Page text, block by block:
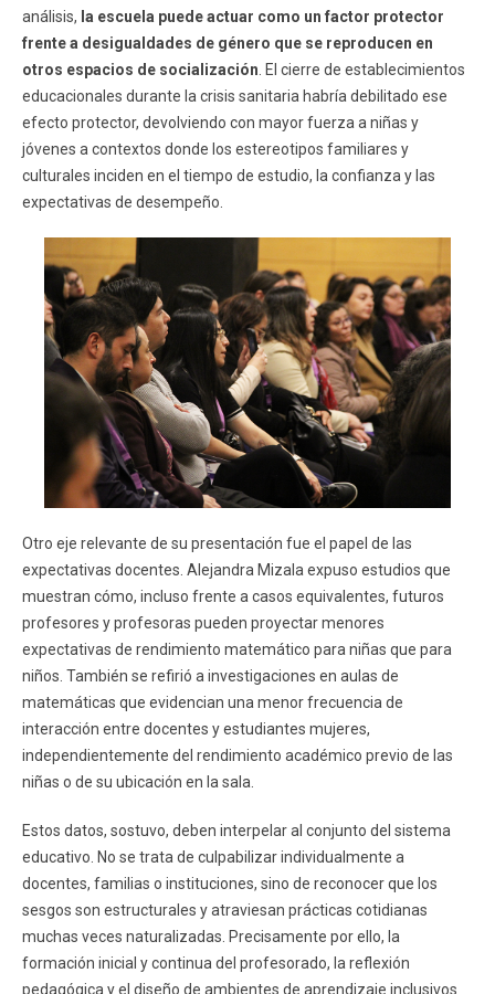
análisis, la escuela puede actuar como un factor protector
frente a desigualdades de género que se reproducen en
otros espacios de socialización . El cierre de establecimientos
educacionales durante la crisis sanitaria habría debilitado ese
efecto protector, devolviendo con mayor fuerza a niñas y
jóvenes a contextos donde los estereotipos familiares y
culturales inciden en el tiempo de estudio, la confianza y las
expectativas de desempeño.
Otro eje relevante de su presentación fue el papel de las
expectativas docentes. Alejandra Mizala expuso estudios que
muestran cómo, incluso frente a casos equivalentes, futuros
profesores y profesoras pueden proyectar menores
expectativas de rendimiento matemático para niñas que para
niños. También se refirió a investigaciones en aulas de
matemáticas que evidencian una menor frecuencia de
interacción entre docentes y estudiantes mujeres,
independientemente del rendimiento académico previo de las
niñas o de su ubicación en la sala.
Estos datos, sostuvo, deben interpelar al conjunto del sistema
educativo. No se trata de culpabilizar individualmente a
docentes, familias o instituciones, sino de reconocer que los
sesgos son estructurales y atraviesan prácticas cotidianas
muchas veces naturalizadas. Precisamente por ello, la
formación inicial y continua del profesorado, la reflexión
pedagógica y el diseño de ambientes de aprendizaje inclusivos